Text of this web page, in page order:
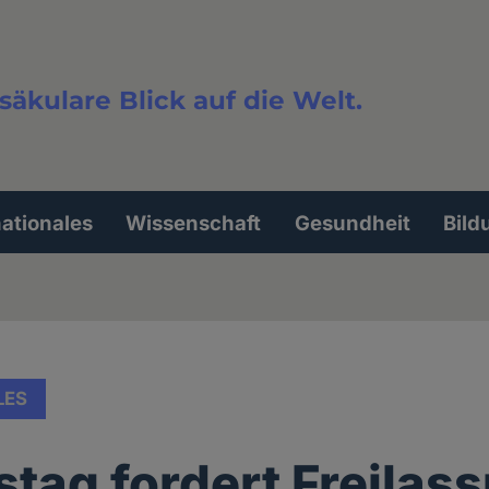
Blick auf die Welt.
Wissenschaft Gesundheit